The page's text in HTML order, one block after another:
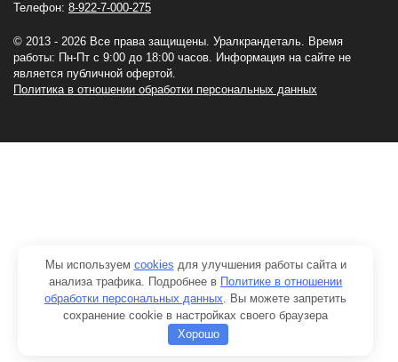
Телефон: 8-922-7-000-275
© 2013 - 2026 Все права защищены. Уралкрандеталь. Время
работы: Пн-Пт c 9:00 до 18:00 часов. Информация на сайте не
является публичной офертой.
Политика в отношении обработки персональных данных
Мы используем cookies для улучшения работы сайта и
анализа трафика. Подробнее в Политике в отношении
обработки персональных данных . Вы можете запретить
сохранение cookie в настройках своего браузера
Хорошо